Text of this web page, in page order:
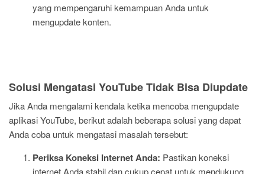
yang mempengaruhi kemampuan Anda untuk
mengupdate konten.
Solusi Mengatasi YouTube Tidak Bisa Diupdate
Jika Anda mengalami kendala ketika mencoba mengupdate
aplikasi YouTube, berikut adalah beberapa solusi yang dapat
Anda coba untuk mengatasi masalah tersebut:
Periksa Koneksi Internet Anda: Pastikan koneksi
internet Anda stabil dan cukup cepat untuk mendukung